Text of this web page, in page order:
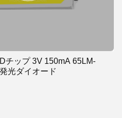
チップ 3V 150mA 65LM-
光ダイオード